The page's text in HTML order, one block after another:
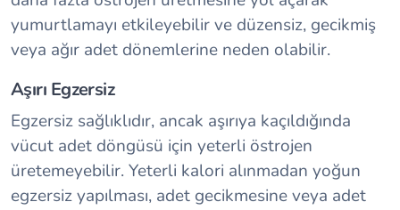
yumurtlamayı etkileyebilir ve düzensiz, gecikmiş
veya ağır adet dönemlerine neden olabilir.
Aşırı Egzersiz
Egzersiz sağlıklıdır, ancak aşırıya kaçıldığında
vücut adet döngüsü için yeterli östrojen
üretemeyebilir. Yeterli kalori alınmadan yoğun
egzersiz yapılması, adet gecikmesine veya adet